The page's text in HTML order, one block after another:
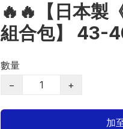
🔥🔥【日本製
組合包】 43-
數量
−
+
加